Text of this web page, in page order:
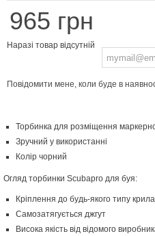
965 грн
Наразі товар відсутній
Повідомити мене, коли буде в
Торбинка для розміщення
Зручний у використанні
Колір чорний
Огляд торбинки Scubapro для буя:
Кріплення до будь-якого типу
Самозатягується джгут
Висока якість від відомого